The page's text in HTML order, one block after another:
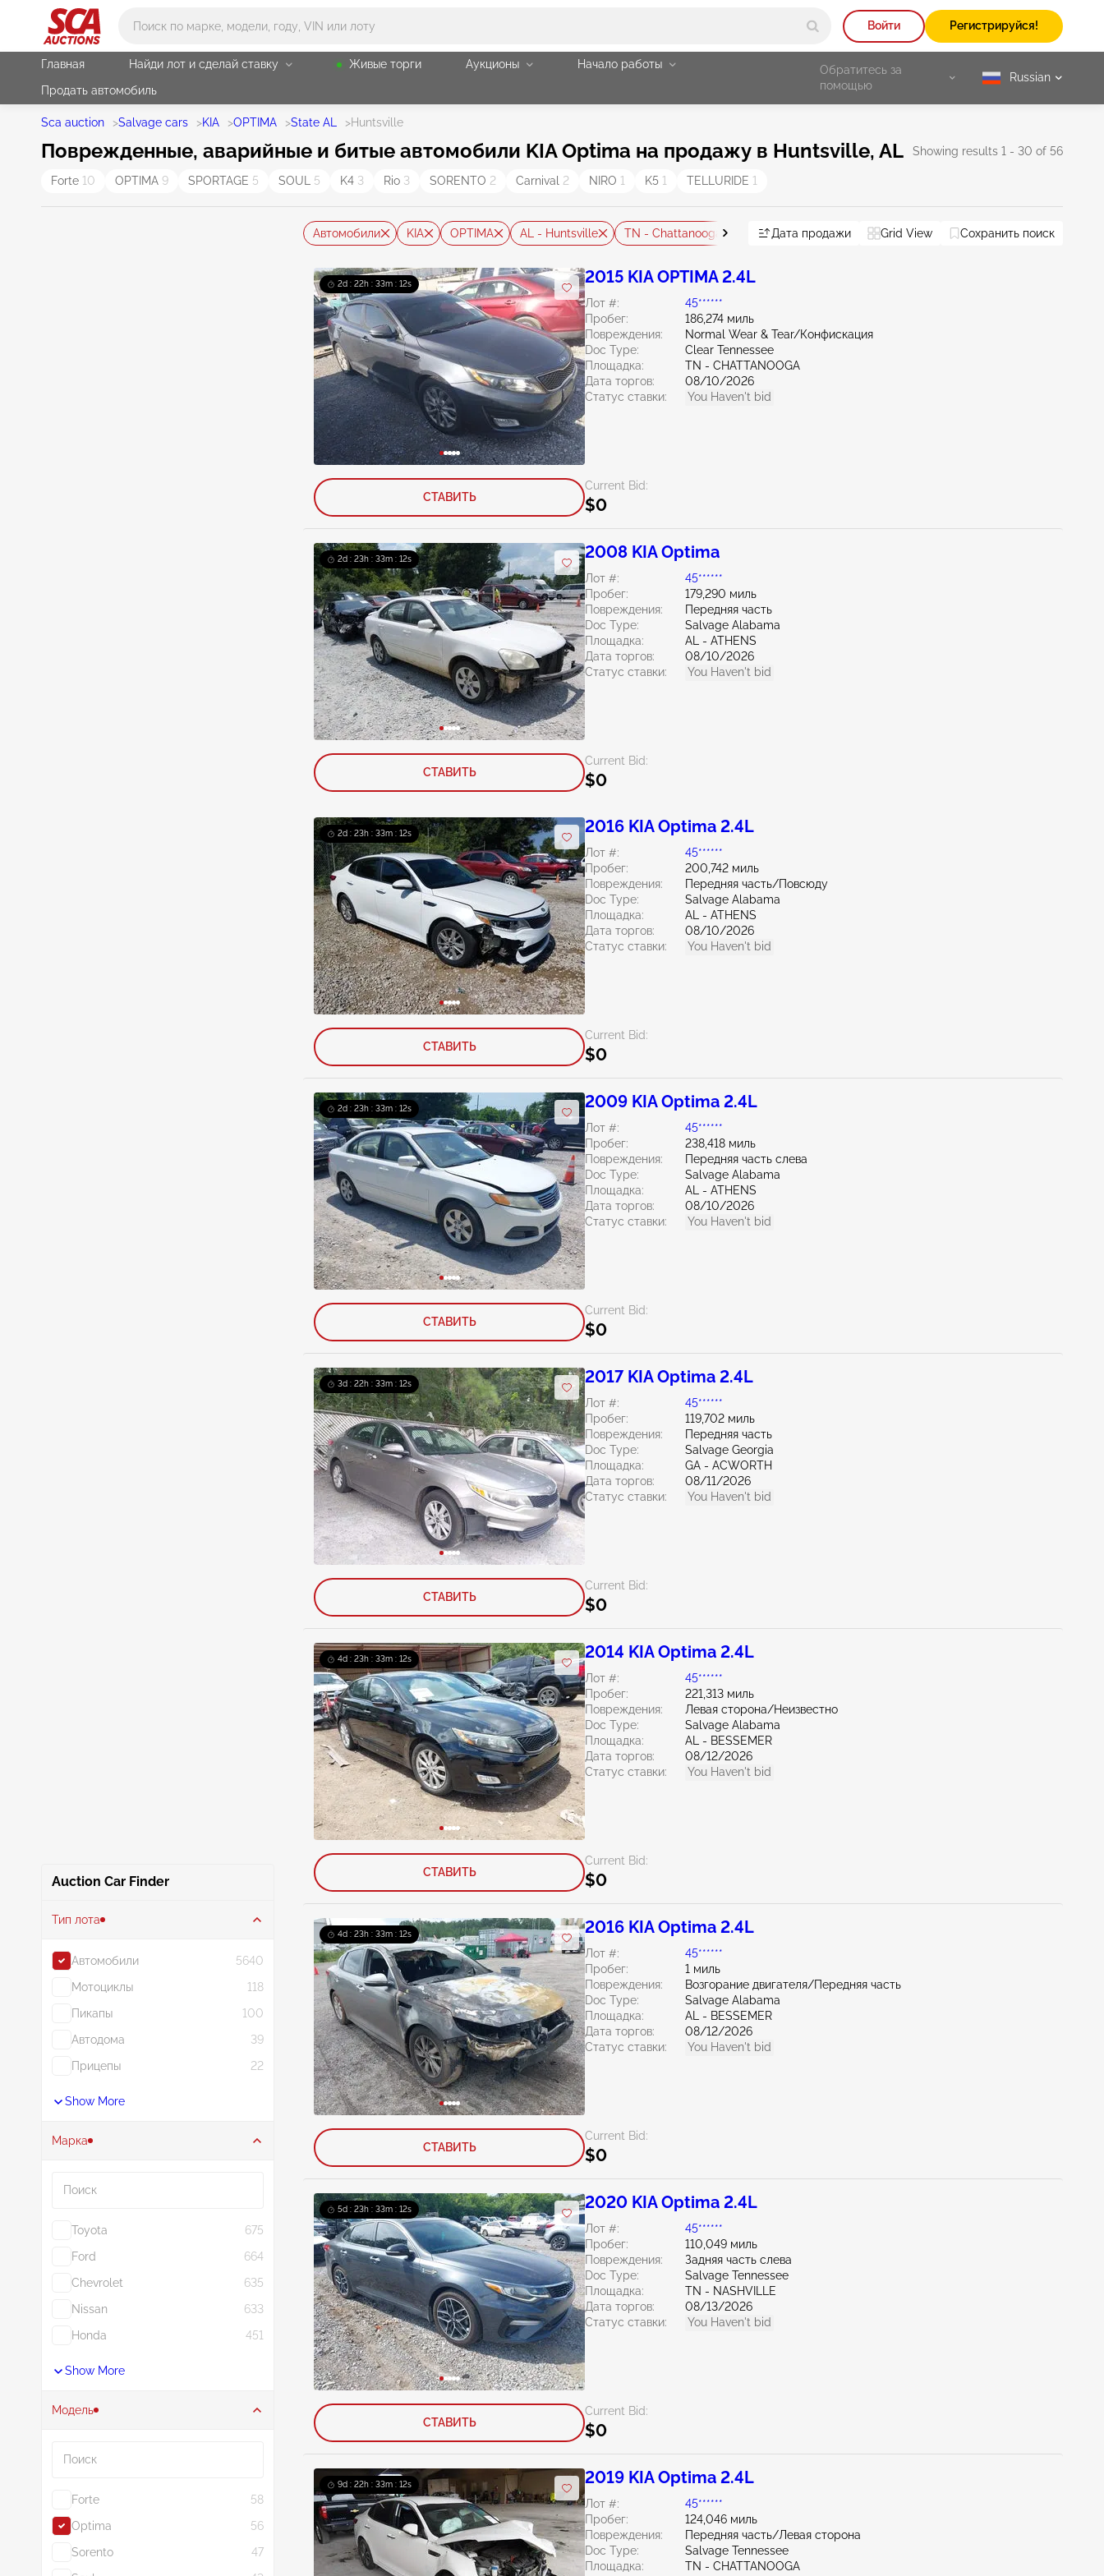
Войти Регистрируйся!
Главная Найди лот и сделай ставку Живые торги Аукционы
Начало работы
Продать автомобиль
Обратитесь за
помощью
selected
Russian
Sca auction >Salvage cars >KIA >OPTIMA >State AL >Huntsville
Поврежденные, аварийные и битые автомобили KIA Optima на продажу в Huntsville, AL Showing results 1 - 30 of 56
Forte 10 OPTIMA 9 SPORTAGE 5 SOUL 5 K4 3 Rio 3 SORENTO 2 Carnival 2 NIRO 1 K5 1 TELLURIDE 1
Auction Car Finder
Тип лота
Автомобили
5640
Мотоциклы
118
Пикапы
100
Автодома
39
Прицепы
22
Show More
Марка
Toyota
675
Ford
664
Chevrolet
635
Nissan
633
Honda
451
Show More
Модель
Forte
58
Optima
56
Sorento
47
Автомобили KIA OPTIMA AL - Huntsville TN - Chattanooga TN - Nashville AL - Birmingham GA - Atlanta North
Дата продажи Grid View Сохранить поиск
2d : 22h : 33m : 10s 2015 KIA OPTIMA 2.4L
Лот #:
45******
Пробег:
186,274 миль
Повреждения:
Normal Wear & Tear/Конфискация
Doc Type:
Clear Tennessee
Площадка:
TN - CHATTANOOGA
Дата торгов:
08/10/2026
Статус ставки:
You Haven't bid
Current Bid:
$0
СТАВИТЬ
2d : 23h : 33m : 10s 2008 KIA Optima
Лот #:
45******
Пробег:
179,290 миль
Повреждения:
Передняя часть
Doc Type:
Salvage Alabama
Площадка:
AL - ATHENS
Дата торгов:
08/10/2026
Статус ставки:
You Haven't bid
Current Bid:
$0
СТАВИТЬ
2d : 23h : 33m : 10s 2016 KIA Optima 2.4L
Лот #:
45******
Пробег:
200,742 миль
Повреждения:
Передняя часть/Повсюду
Doc Type:
Salvage Alabama
Площадка:
AL - ATHENS
Дата торгов:
08/10/2026
Статус ставки:
You Haven't bid
Current Bid:
$0
СТАВИТЬ
2d : 23h : 33m : 10s 2009 KIA Optima 2.4L
Лот #:
45******
Пробег:
238,418 миль
Повреждения:
Передняя часть слева
Doc Type:
Salvage Alabama
Площадка:
AL - ATHENS
Дата торгов:
08/10/2026
Статус ставки:
You Haven't bid
Current Bid:
$0
СТАВИТЬ
3d : 22h : 33m : 10s 2017 KIA Optima 2.4L
Лот #:
45******
Пробег:
119,702 миль
Повреждения:
Передняя часть
Doc Type:
Salvage Georgia
Площадка:
GA - ACWORTH
Дата торгов:
08/11/2026
Статус ставки:
You Haven't bid
Current Bid:
$0
СТАВИТЬ
4d : 23h : 33m : 10s 2014 KIA Optima 2.4L
Лот #:
45******
Пробег:
221,313 миль
Повреждения:
Левая сторона/Неизвестно
Doc Type:
Salvage Alabama
Площадка:
AL - BESSEMER
Дата торгов:
08/12/2026
Статус ставки:
You Haven't bid
Current Bid:
$0
СТАВИТЬ
4d : 23h : 33m : 10s 2016 KIA Optima 2.4L
Лот #:
45******
Пробег:
1 миль
Повреждения:
Возгорание двигателя/Передняя часть
Doc Type:
Salvage Alabama
Площадка:
AL - BESSEMER
Дата торгов:
08/12/2026
Статус ставки:
You Haven't bid
Current Bid:
$0
СТАВИТЬ
5d : 23h : 33m : 10s 2020 KIA Optima 2.4L
Лот #:
45******
Пробег:
110,049 миль
Повреждения:
Задняя часть слева
Doc Type:
Salvage Tennessee
Площадка:
TN - NASHVILLE
Дата торгов:
08/13/2026
Статус ставки:
You Haven't bid
Current Bid:
$0
СТАВИТЬ
9d : 22h : 33m : 10s 2019 KIA Optima 2.4L
Лот #:
45******
Пробег:
124,046 миль
Повреждения:
Передняя часть/Левая сторона
Doc Type:
Salvage Tennessee
Площадка:
TN - CHATTANOOGA